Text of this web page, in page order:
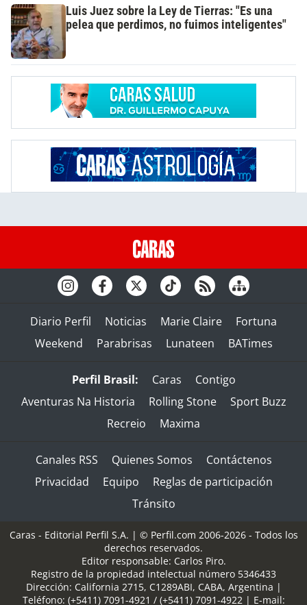
Luis Juez sobre la Ley de Tierras: "Es una
pelea que perdimos, no fuimos inteligentes"
Diario Perfil Noticias Marie Claire
Fortuna
Weekend
Parabrisas Lunateen BATimes
Perfil Brasil: Caras
Contigo
Aventuras Na Historia
Rolling Stone
Sport Buzz
Recreio
Maxima
Canales RSS Quienes Somos
Contáctenos
Privacidad
Equipo
Reglas de participación
Tránsito
Caras - Editorial Perfil S.A. | © Perfil.com 2006-2026 - Todos los
derechos reservados.
Editor responsable: Carlos Piro.
Registro de la propiedad intelectual número 5346433
Dirección: California 2715, C1289ABI, CABA, Argentina |
Teléfono: (+5411) 7091-4921 / (+5411) 7091-4922| E-mail: